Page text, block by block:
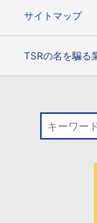
サイトマップ
TSRの名を騙る